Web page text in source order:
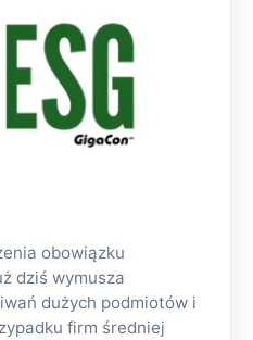
obowiązku
dziś wymusza
dużych podmiotów i
firm średniej